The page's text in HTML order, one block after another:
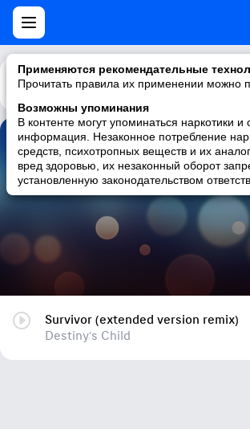
Применяются рекомендательные
Прочитать правила их применении можно
Возможны упоминания
В контенте могут упоминаться наркотики и
информация. Незаконное потребление
средств, психотропных веществ и их
вред здоровью, их незаконный оборот
установленную законодательством
Каталог Рекомендации
Survivor (extended version
Destiny's Child
Survivor (extended version remix)
Destiny's Child